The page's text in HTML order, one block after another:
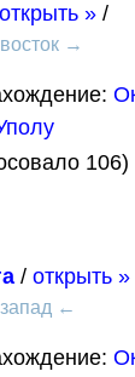
открыть » /
→
106)
/ открыть »
←